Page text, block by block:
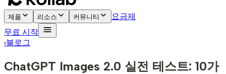
제품 리소스 커뮤니티
요금제
무료 시작
‹블로그
ChatGPT Images 2.0 실전 테스트: 10가